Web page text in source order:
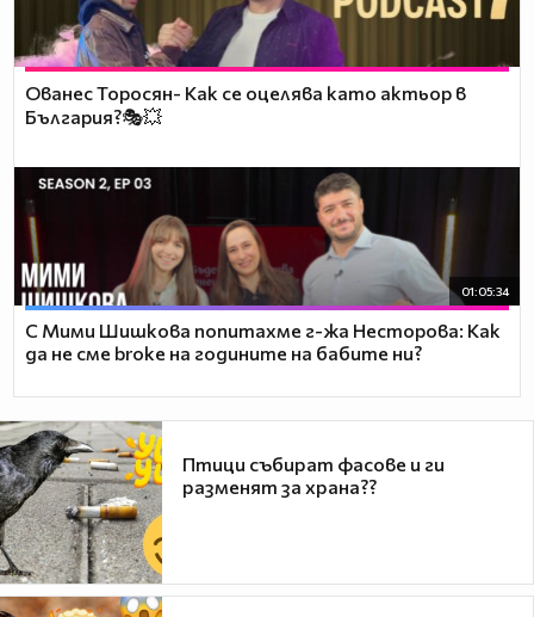
Ованес Торосян- Как се оцелява като актьор в
България?🎭💥
01:05:34
С Мими Шишкова попитахме г-жа Несторова: Как
да не сме broke на годините на бабите ни?
Птици събират фасове и ги
разменят за храна??